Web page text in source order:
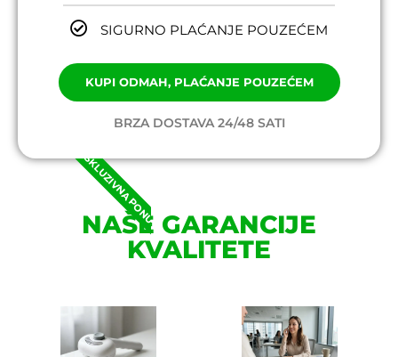
SIGURNO PLAĆANJE POUZEĆEM
KUPI ODMAH, PLAĆANJE POUZEĆEM
BRZA DOSTAVA 24/48 SATI
EKSKLUZIVNA PONUDA
NAŠE GARANCIJE
KVALITETE